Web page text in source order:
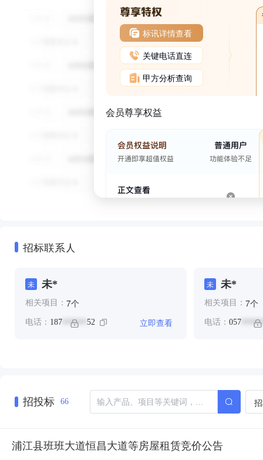
标讯详情查看
关键电话直连
甲方分析查询
会员尊享权益
招标联系人
未 未*
相关项目： 7个
电话： 187 ****** 52 立即查看
未 未*
相关项目： 7个
电话： 057
招投标 66
浦江县班班大道恒昌大道等房屋租赁竞价公告